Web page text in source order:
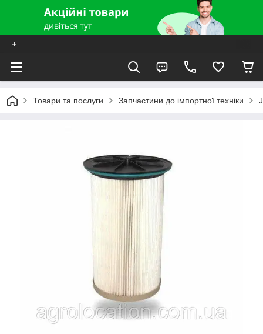
+
Товари та послуги Запчастини до імпортної техніки